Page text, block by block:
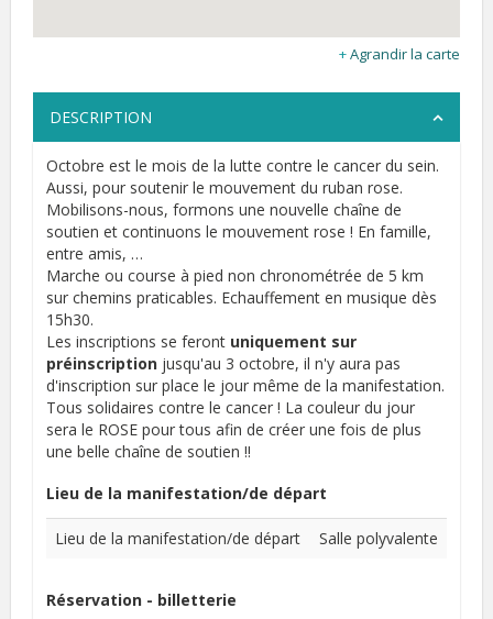
Agrandir la carte
DESCRIPTION
Octobre est le mois de la lutte contre le cancer du sein.
Aussi, pour soutenir le mouvement du ruban rose.
Mobilisons-nous, formons une nouvelle chaîne de
soutien et continuons le mouvement rose ! En famille,
entre amis, …
Marche ou course à pied non chronométrée de 5 km
sur chemins praticables. Echauffement en musique dès
15h30.
Les inscriptions se feront uniquement sur
préinscription jusqu'au 3 octobre, il n'y aura pas
d'inscription sur place le jour même de la manifestation.
Tous solidaires contre le cancer ! La couleur du jour
sera le ROSE pour tous afin de créer une fois de plus
une belle chaîne de soutien !!
Lieu de la manifestation/de départ
Lieu de la manifestation/de départ Salle polyvalente
Réservation - billetterie